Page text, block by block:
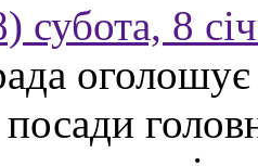
8
посади